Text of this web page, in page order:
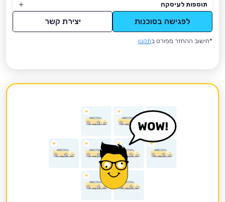
תוספות לעיסקה
לפגישה בסוכנות יצירת קשר
*חישוב ההחזר מפורט בתקנון